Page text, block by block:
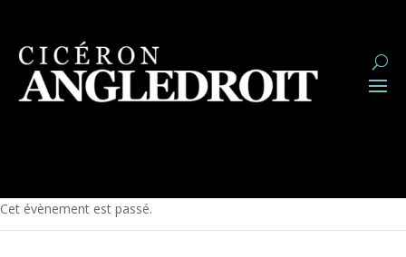
Cet évènement est passé.